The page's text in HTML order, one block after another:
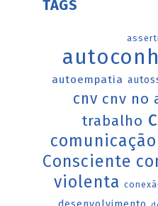
TAGS
autoempatia
cnv cnv no
trabalho
comunicação
Consciente
violenta